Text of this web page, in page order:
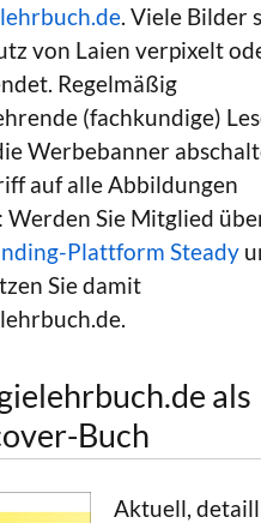
. Viele Bilder
von Laien verpixelt
Regelmäßig
(fachkundige)
Werbebanner
auf alle Abbildungen
Werden Sie Mitglied
Plattform Steady
Sie damit
als
Buch
Aktuell,